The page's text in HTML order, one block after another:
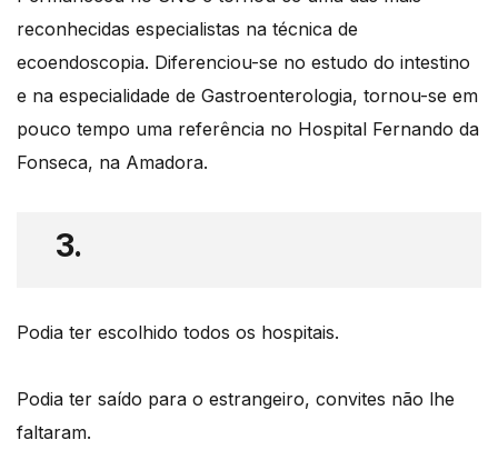
reconhecidas especialistas na técnica de
ecoendoscopia. Diferenciou-se no estudo do intestino
e na especialidade de Gastroenterologia, tornou-se em
pouco tempo uma referência no Hospital Fernando da
Fonseca, na Amadora.
3.
Podia ter escolhido todos os hospitais.
Podia ter saído para o estrangeiro, convites não lhe
faltaram.